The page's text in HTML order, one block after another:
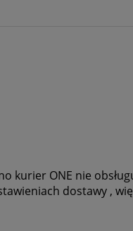
kurier ONE nie
dostawy ,